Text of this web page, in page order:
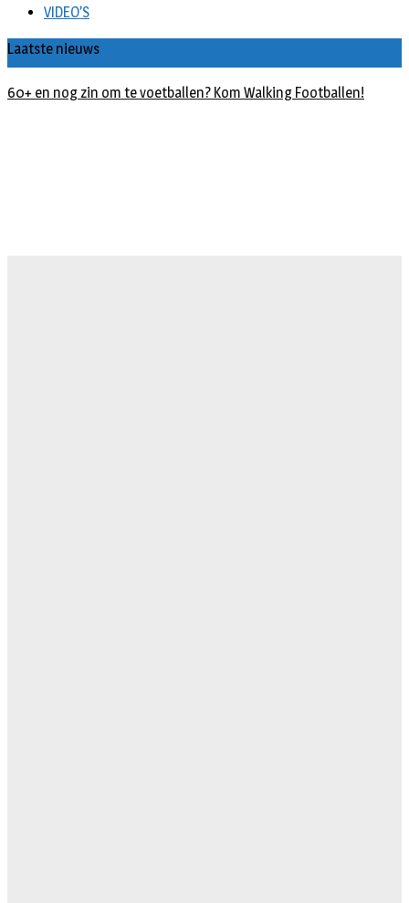
VIDEO’S
Laatste nieuws
60+ en nog zin om te voetballen? Kom Walking Footballen!